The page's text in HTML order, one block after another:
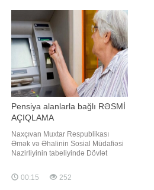
S.Yəhyazadə barədə bilgilər
əslində, çox məhduddur. O, ali
təhsili olmadığı halda
proqramlaşdırma üzrə AyT
Pensiya alanlarla bağlı RƏSMİ
AÇIQLAMA
Naxçıvan Muxtar Respublikası
Əmək və Əhalinin Sosial Müdafiəsi
Nazirliyinin tabeliyində Dövlət
avqust ayının pensiya ödənişi başa
çatdırılıb. Bu barədə -a nazirliyin
00:15 252